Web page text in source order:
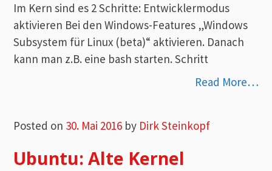
Im Kern sind es 2 Schritte: Entwicklermodus
aktivieren Bei den Windows-Features „Windows
Subsystem für Linux (beta)“ aktivieren. Danach
kann man z.B. eine bash starten. Schritt
Read More…
Posted on 30. Mai 2016 by Dirk Steinkopf
Ubuntu: Alte Kernel